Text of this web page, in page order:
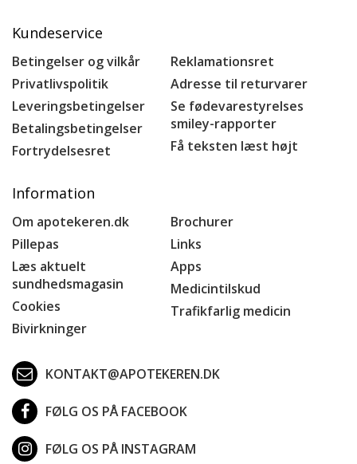
Kundeservice
Betingelser og vilkår
Privatlivspolitik
Leveringsbetingelser
Betalingsbetingelser
Fortrydelsesret
Reklamationsret
Adresse til returvarer
Se fødevarestyrelses
smiley-rapporter
Få teksten læst højt
Information
Om apotekeren.dk
Pillepas
Læs aktuelt
sundhedsmagasin
Cookies
Bivirkninger
Brochurer
Links
Apps
Medicintilskud
Trafikfarlig medicin
KONTAKT@APOTEKEREN.DK
FØLG OS PÅ FACEBOOK
FØLG OS PÅ INSTAGRAM